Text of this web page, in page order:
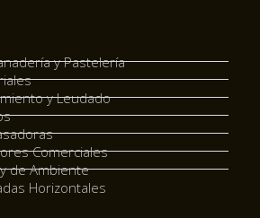
y Pastelería
y Leudado
Comerciales
de Ambiente
Horizontales